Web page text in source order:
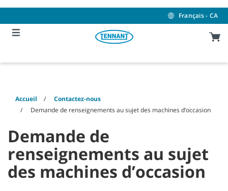
content
navigation
menu
Français - CA
Accueil
Contactez-nous
Demande de renseignements au sujet des machines d’occasion
Demande de
renseignements au sujet
des machines d’occasion